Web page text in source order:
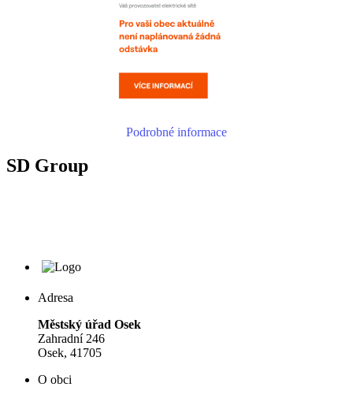
Podrobné informace
SD Group
Adresa
Městský úřad Osek
Zahradní 246
Osek, 41705
O obci